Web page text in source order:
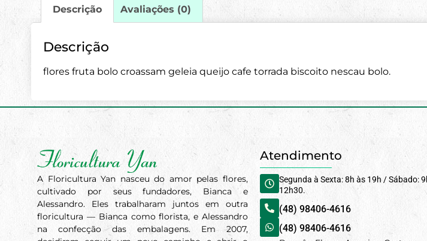
Descrição Avaliações (0)
Descrição
flores fruta bolo croassam geleia queijo cafe torrada biscoito nescau bolo.
A Floricultura Yan nasceu do amor pelas flores,
cultivado por seus fundadores, Bianca e
Alessandro. Eles trabalharam juntos em outra
floricultura — Bianca como florista, e Alessandro
na confecção das embalagens. Em 2007,
Atendimento
Segunda à Sexta: 8h às 19h / Sábado:
12h30.
(48) 98406-4616
(48) 98406-4616